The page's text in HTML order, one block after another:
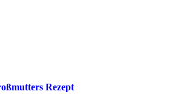
Rezept